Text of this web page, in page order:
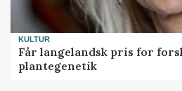
KULTUR
Får langelandsk pris for
plantegenetik